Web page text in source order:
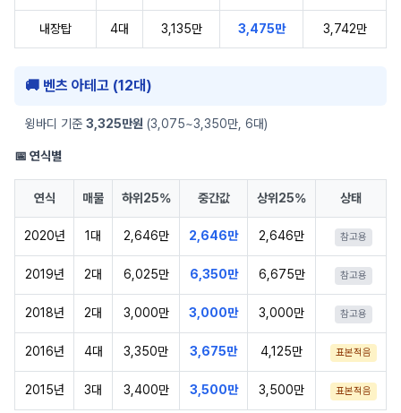
내장탑 4대 3,135만 3,475만 3,742만
🚚 벤츠 아테고 (12대)
윙바디 기준 3,325만원 (3,075~3,350만, 6대)
📅 연식별
연식 매물 하위25% 중간값 상위25% 상태
2020년 1대 2,646만 2,646만 2,646만 참고용
2019년 2대 6,025만 6,350만 6,675만 참고용
2018년 2대 3,000만 3,000만 3,000만 참고용
2016년 4대 3,350만 3,675만 4,125만 표본적음
2015년 3대 3,400만 3,500만 3,500만 표본적음